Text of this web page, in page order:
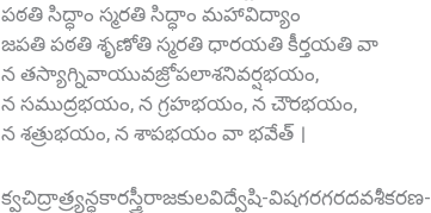
పఠతి సిద్ధాం స్మరతి సిద్ధాం మహావిద్యాం
జపతి పఠతి శృణోతి స్మరతి ధారయతి కీర్తయతి వా
న తస్యాగ్నివాయువజ్రోపలాశనివర్షభయం,
న సముద్రభయం, న గ్రహభయం, న చౌరభయం,
న శత్రుభయం, న శాపభయం వా భవేత్ ।
క్వచిద్రాత్ర్యన్ధకారస్త్రీరాజకులవిద్వేషి-విషగరగరదవశీకరణ-